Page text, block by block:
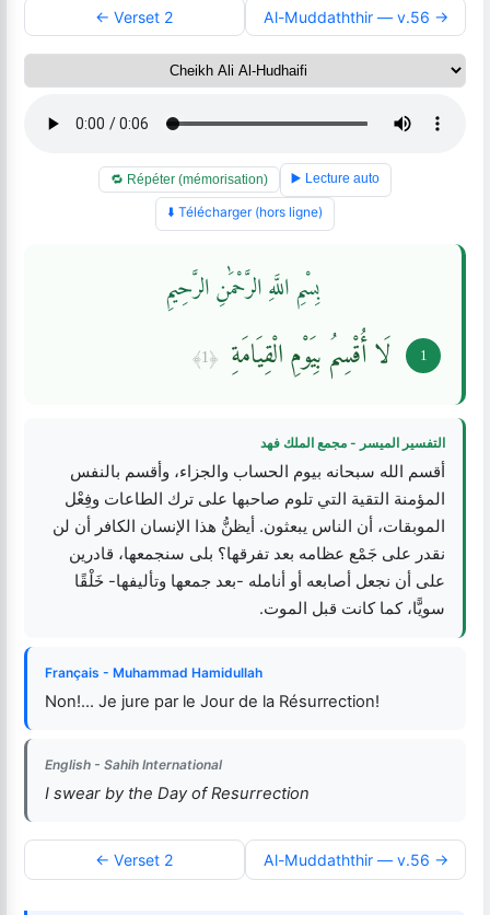
← Verset 2 Al-Muddaththir — v.56 →
🔁 Répéter (mémorisation) ▶️ Lecture auto
⬇️ Télécharger (hors ligne)
بِسْمِ اللَّهِ الرَّحْمَٰنِ الرَّحِيمِ
1 لَا أُقْسِمُ بِيَوْمِ الْقِيَامَةِ ﴿1﴾
التفسير الميسر - مجمع الملك فهد
أقسم الله سبحانه بيوم الحساب والجزاء، وأقسم بالنفس
المؤمنة التقية التي تلوم صاحبها على ترك الطاعات وفِعْل
الموبقات، أن الناس يبعثون. أيظنُّ هذا الإنسان الكافر أن لن
نقدر على جَمْع عظامه بعد تفرقها؟ بلى سنجمعها، قادرين
على أن نجعل أصابعه أو أنامله -بعد جمعها وتأليفها- خَلْقًا
سويًّا، كما كانت قبل الموت.
Français - Muhammad Hamidullah
Non!... Je jure par le Jour de la Résurrection!
English - Sahih International
I swear by the Day of Resurrection
← Verset 2 Al-Muddaththir — v.56 →